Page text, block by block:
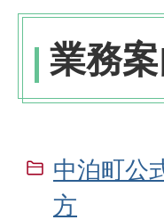
業務
中泊町公
方